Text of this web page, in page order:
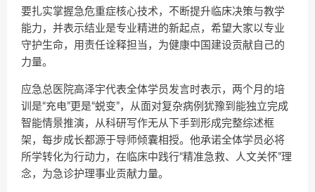
要扎实掌握急危重症核心技术，不断提升临床决策与教学
能力，并表示结业是专业精进的新起点，希望大家以专业
守护生命，用责任诠释担当，为健康中国建设贡献自己的
力量。
应急总医院高泽宇代表全体学员发言时表示，两个月的培
训是“充电”更是“蜕变”，从面对复杂病例犹豫到能独立完成
智能情景推演，从科研写作无从下手到形成完整综述框
架，每步成长都源于导师倾囊相授。他承诺全体学员必将
所学转化为行动力，在临床中践行“精准急救、人文关怀”理
念，为急诊护理事业贡献力量。